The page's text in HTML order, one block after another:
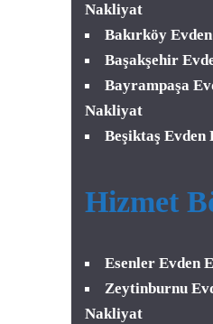
Nakliyat
Bakırköy
Başakşehir
Bayrampaşa
Nakliyat
Beşiktaş
Hizmet
Esenler Evden
Zeytinburnu
Nakliyat